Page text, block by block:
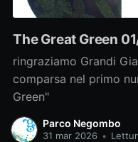
The Great Green
ringraziamo Grandi
comparsa nel primo
Green"
Parco Negombo
31 mar 2026 •